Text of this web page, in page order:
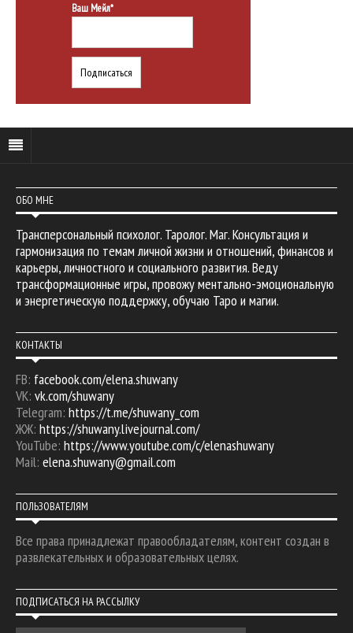
Ваш Мейл*
ОБО МНЕ
Трансперсональный психолог. Таролог. Маг. Консультация и
гармонизация по темам личной жизни и отношений, финансов и
карьеры, личностного и социального развития. Веду
трансформационные игры, провожу ментально-эмоциональную
и энергетическую поддержку, обучаю Таро и магии.
КОНТАКТЫ
FB: facebook.com/elena.shuwany
VK: vk.com/shuwany
Telegram: https://t.me/shuwany_com
ЖЖ: https://shuwany.livejournal.com/
YouTube: https://www.youtube.com/c/elenashuwany
Mail: elena.shuwany@gmail.com
ПОЛЬЗОВАТЕЛЯМ
Все права принадлежат правообладателям, контент создан в
развлекательных и образовательных целях.
ПОДПИСАТЬСЯ НА РАССЫЛКУ